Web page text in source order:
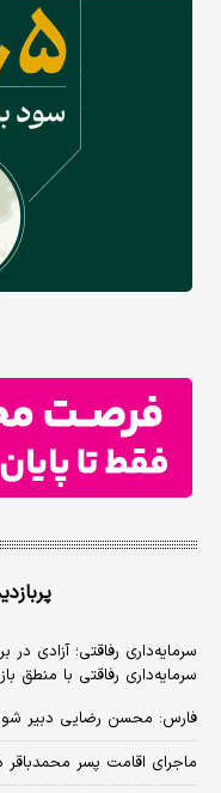
سرمایه‌داری رفاقتی؛ آزادی در
سرمایه‌داری رفاقتی با منطق
فارس: محسن رضایی دبیر
ماجرای اقامت پسر محمدباقر